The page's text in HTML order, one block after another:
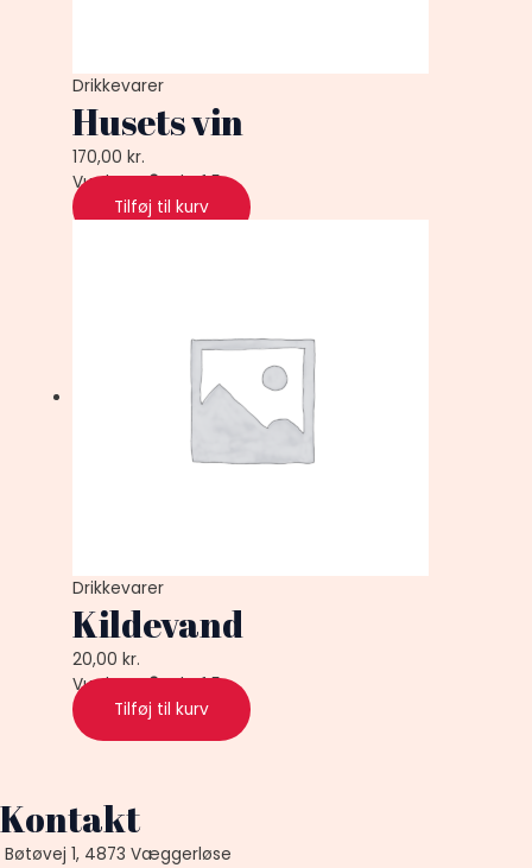
Drikkevarer
Husets vin
170,00kr.
Vurderet0ud af 5
Tilføj til kurv
Drikkevarer
Kildevand
20,00kr.
Vurderet0ud af 5
Tilføj til kurv
Kontakt
Bøtøvej 1, 4873 Væggerløse